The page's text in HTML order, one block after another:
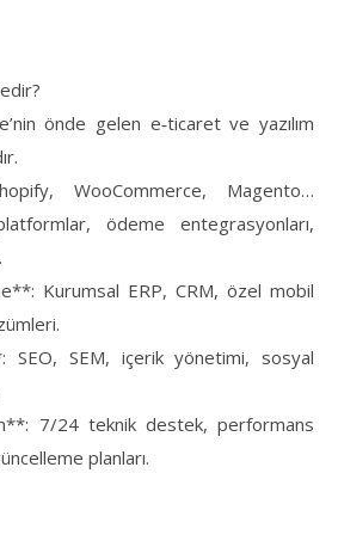
önde gelen e‑ticaret ve yazılım
WooCommerce, Magento…
ödeme entegrasyonları,
Kurumsal ERP, CRM, özel mobil
SEM, içerik yönetimi, sosyal
7/24 teknik destek, performans
planları.